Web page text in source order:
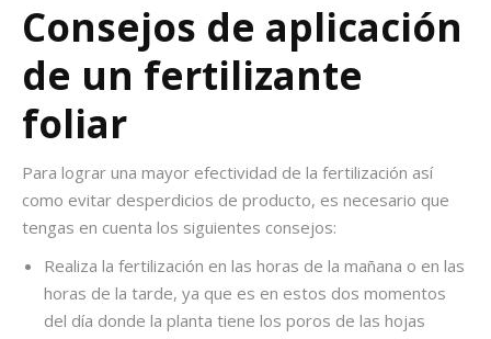
Consejos de aplicación
de un fertilizante
foliar
Para lograr una mayor efectividad de la fertilización así
como evitar desperdicios de producto, es necesario que
tengas en cuenta los siguientes consejos:
Realiza la fertilización en las horas de la mañana o en las
horas de la tarde, ya que es en estos dos momentos
del día donde la planta tiene los poros de las hojas